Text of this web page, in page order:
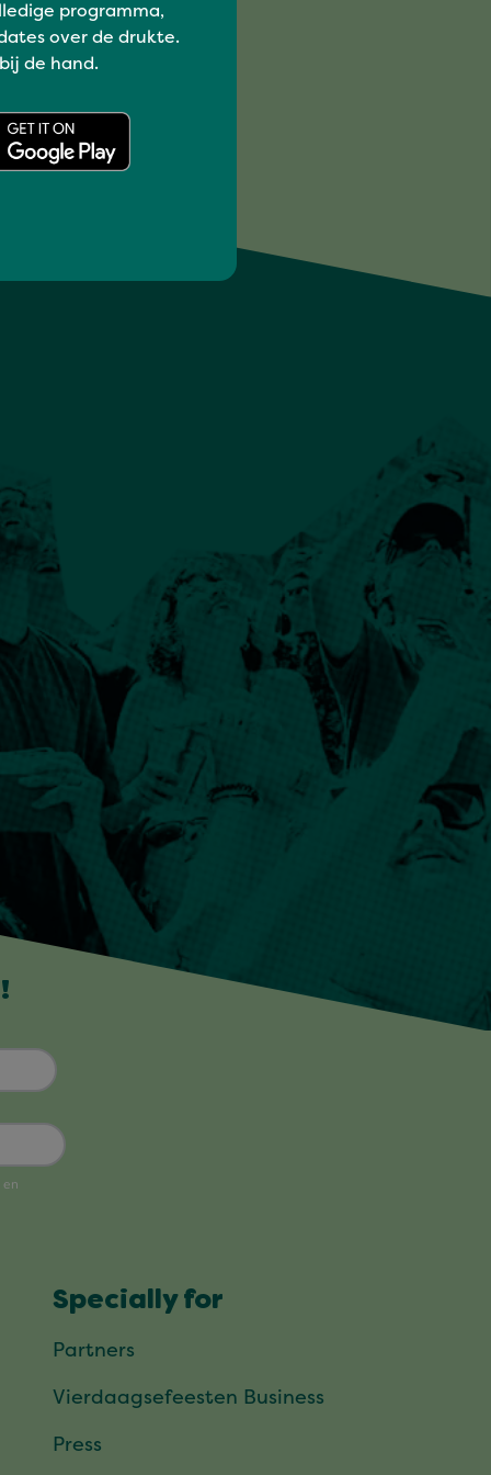
programma,
over de drukte.
de hand.
Specially for
Partners
Vierdaagsefeesten Business
Press